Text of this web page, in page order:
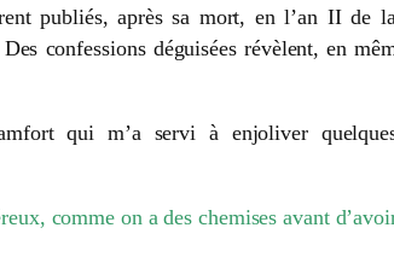
publiés, après sa mort, en l’an II de
confessions déguisées révèlent, en
qui m’a servi à enjoliver
comme on a des chemises avant